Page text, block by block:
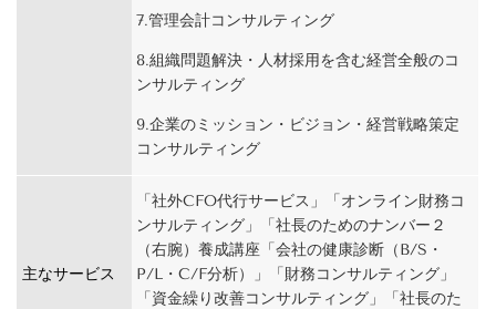
7.管理会計コンサルティング
8.組織問題解決・人材採用を含む経営全般のコ
ンサルティング
9.企業のミッション・ビジョン・経営戦略策定
コンサルティング
主なサービス
「社外CFO代行サービス」「オンライン財務コ
ンサルティング」「社長のためのナンバー２
（右腕）養成講座 「会社の健康診断（B/S・
P/L・C/F分析）」「財務コンサルティング」
「資金繰り改善コンサルティング」「社長のた